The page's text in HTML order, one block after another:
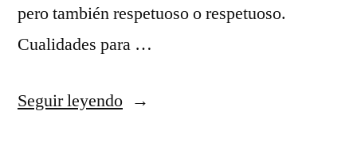
pero también respetuoso o respetuoso.
Cualidades para …
Seguir leyendo«Cómo